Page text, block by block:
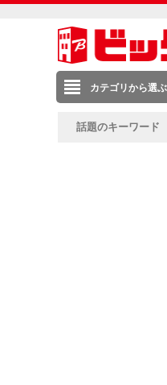
カテゴリから選ぶ
話題のキーワード